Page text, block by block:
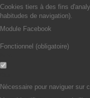
Cookies tiers à des fins
habitudes de navigation).
Module Facebook
Fonctionnel (obligatoire)
Nécessaire pour naviguer sur